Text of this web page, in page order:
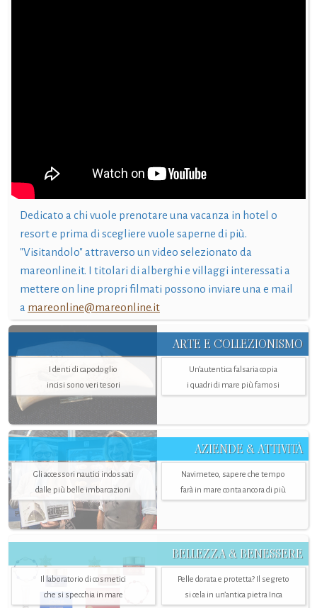
Dedicato a chi vuole prenotare una vacanza in hotel o
resort e prima di scegliere vuole saperne di più.
"Visitandolo" attraverso un video selezionato da
mareonline.it. I titolari di alberghi e villaggi interessati a
mettere on line propri filmati possono inviare una e mail
a mareonline@mareonline.it
ARTE E COLLEZIONISMO
I denti di capodoglio
incisi sono veri tesori
Un’autentica falsaria copia
i quadri di mare più famosi
AZIENDE & ATTIVITÀ
Gli accessori nautici indossati
dalle più belle imbarcazioni
Navimeteo, sapere che tempo
farà in mare conta ancora di più
BELLEZZA & BENESSERE
Il laboratorio di cosmetici
che si specchia in mare
Pelle dorata e protetta? Il segreto
si cela in un’antica pietra Inca